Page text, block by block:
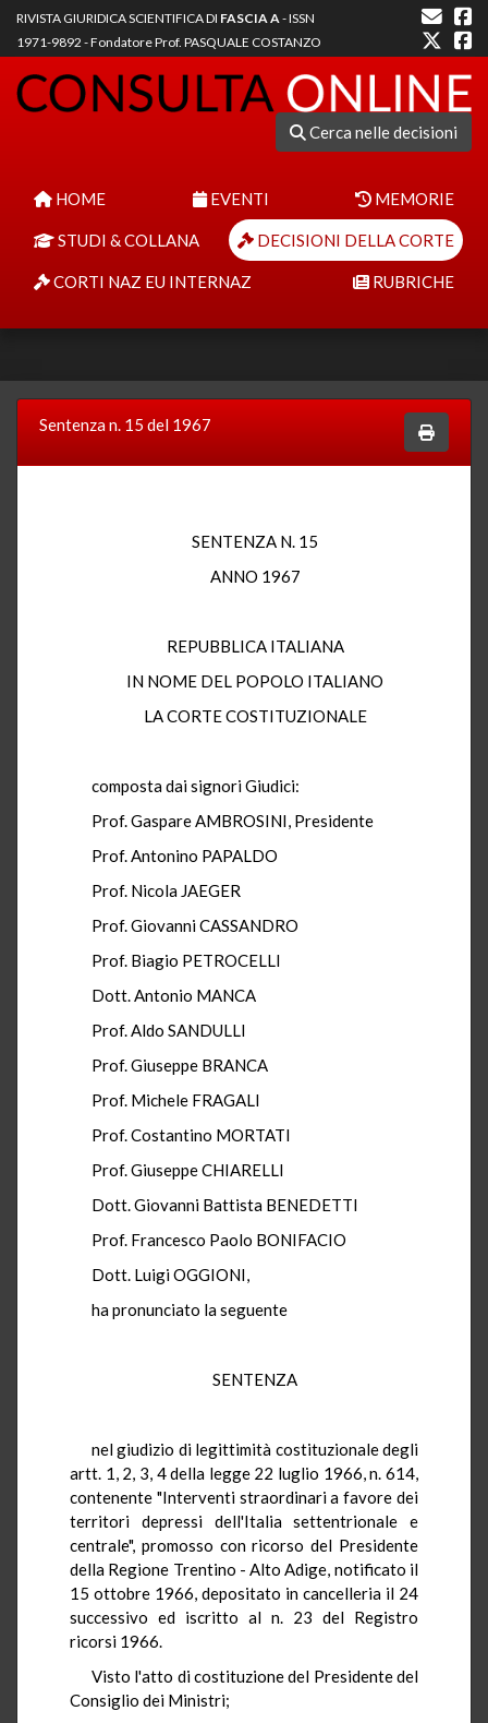
RIVISTA GIURIDICA SCIENTIFICA DI FASCIA A- ISSN
1971-9892 - Fondatore Prof. PASQUALE COSTANZO
Cerca nelle decisioni
HOME EVENTI MEMORIE
STUDI & COLLANA DECISIONI DELLA CORTE
CORTI NAZ EU INTERNAZ RUBRICHE
Sentenza n. 15 del 1967
SENTENZA N. 15
ANNO 1967
REPUBBLICA ITALIANA
IN NOME DEL POPOLO ITALIANO
LA CORTE COSTITUZIONALE
composta dai signori Giudici:
Prof. Gaspare AMBROSINI, Presidente
Prof. Antonino PAPALDO
Prof. Nicola JAEGER
Prof. Giovanni CASSANDRO
Prof. Biagio PETROCELLI
Dott. Antonio MANCA
Prof. Aldo SANDULLI
Prof. Giuseppe BRANCA
Prof. Michele FRAGALI
Prof. Costantino MORTATI
Prof. Giuseppe CHIARELLI
Dott. Giovanni Battista BENEDETTI
Prof. Francesco Paolo BONIFACIO
Dott. Luigi OGGIONI,
ha pronunciato la seguente
SENTENZA
nel giudizio di legittimità costituzionale degli
artt. 1, 2, 3, 4 della legge 22 luglio 1966, n. 614,
contenente "Interventi straordinari a favore dei
territori depressi dell'Italia settentrionale e
centrale", promosso con ricorso del Presidente
della Regione Trentino - Alto Adige, notificato il
15 ottobre 1966, depositato in cancelleria il 24
successivo ed iscritto al n. 23 del Registro
ricorsi 1966.
Visto l'atto di costituzione del Presidente del
Consiglio dei Ministri;